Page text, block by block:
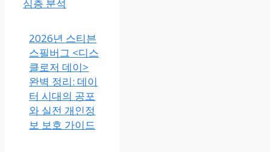
심층 분석
2026년 스티븐
스필버그 <디스
클로저 데이>
완벽 정리: 데이
터 시대의 공포
와 실전 개인정
보 보호 가이드